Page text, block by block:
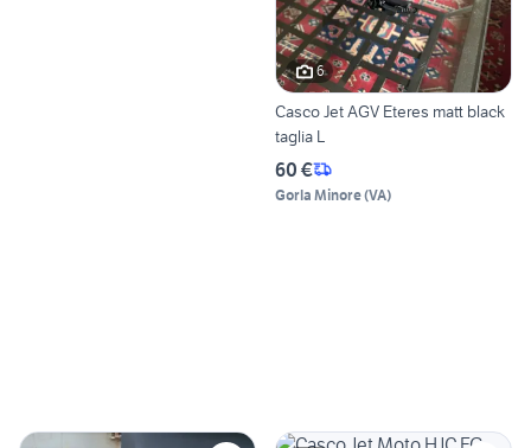
6
Casco Jet AGV Eteres matt black
taglia L
60 €
Gorla Minore(VA)